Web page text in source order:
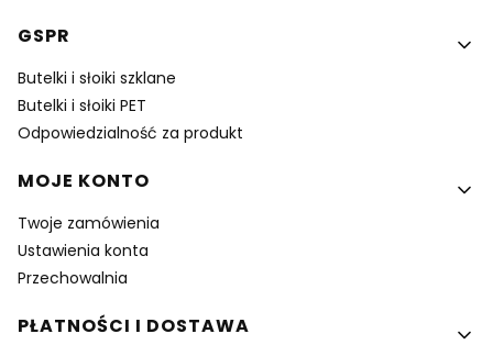
GSPR
Butelki i słoiki szklane
Butelki i słoiki PET
Odpowiedzialność za produkt
MOJE KONTO
Twoje zamówienia
Ustawienia konta
Przechowalnia
PŁATNOŚCI I DOSTAWA